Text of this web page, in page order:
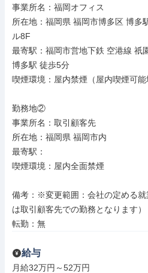
事業所名：福岡オフィス
所在地：福岡県 福岡市博多区 博多
ル8F
最寄駅：福岡市営地下鉄 空港線 祇
博多駅 徒歩5分
喫煙環境：屋内禁煙（屋内喫煙可能
勤務地②
事業所名：取引顧客先
所在地：福岡県 福岡市内
最寄駅：
喫煙環境：屋内全面禁煙
備考：※変更範囲：会社の定める就
は取引顧客先での勤務となります）
転勤：無
給与
月給32万円～52万円